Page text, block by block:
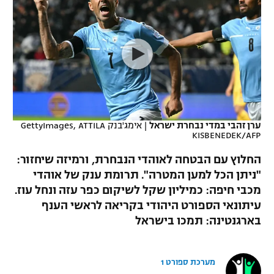
VOD
רץ ברשת
תוצאות
לוח שידורים
ברחבה
נבחרת ישראל
מכבי חיפה
בית"ר ירושלים
מכבי תל אביב
הפועל תל אביב
הפועל חיפה
הפועל באר שבע
מכבי נתניה
ליגה ספרדית
ליגה איטלקית
ליגה צרפתית
ליגה הולנדית
ליגה סינית
ליגה ברזילאית
כדורסל נשים
מכבי תל אביב
הפועל חולון
הפועל ירושלים
דני אבדיה
יורוליג
יורוקאפ
טניס
כדוריד
כדורעף
שחייה
ג'ודו
אגרוף
ספורט אולימפי
היאבקות WWE
ערן זהבי במדי נבחרת ישראל |
אימג'בנק GettyImages, ATTILA
KISBENEDEK/AFP
החלוץ עם הבטחה לאוהדי הנבחרת, ורמיזה שיחזור:
"ניתן הכל למען המטרה". תרומת ענק של אוהדי
מכבי חיפה: כמיליון שקל לשיקום כפר עזה ונחל עוז.
עיתונאי הספורט היהודי בקריאה לראשי הענף
בארגנטינה: תמכו בישראל
מערכת ספורט 1